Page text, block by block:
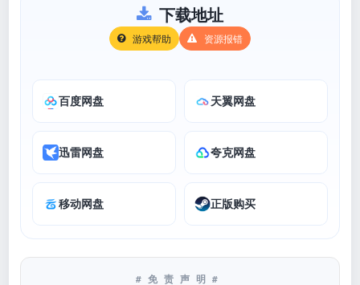
下载地址
游戏帮助 资源报错
百度网盘 天翼网盘
迅雷网盘 夸克网盘
移动网盘 正版购买
#免责声明#